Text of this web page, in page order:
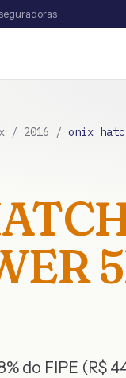
/ 2016 / onix
do FIPE (R$